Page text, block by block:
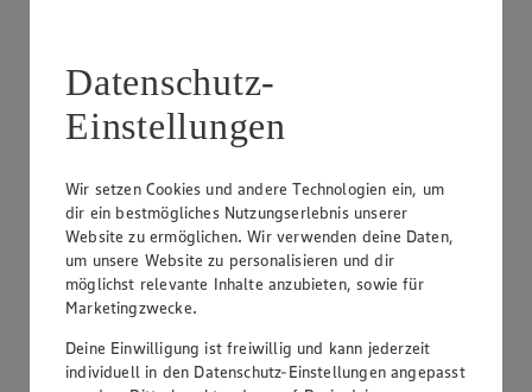
Angebot:GUT&GÜNSTIG Crème Fraîche
0.99
natur oder Kräuter, perfekt zum Kochen, 30% Fett,
200g Becher, (1kg = 4,95)
Datenschutz-
Einstellungen
Wir setzen Cookies und andere Technologien ein, um
dir ein bestmögliches Nutzungserlebnis unserer
Website zu ermöglichen. Wir verwenden deine Daten,
um unsere Website zu personalisieren und dir
möglichst relevante Inhalte anzubieten, sowie für
Marketingzwecke.
Deine Einwilligung ist freiwillig und kann jederzeit
individuell in den Datenschutz-Einstellungen angepasst